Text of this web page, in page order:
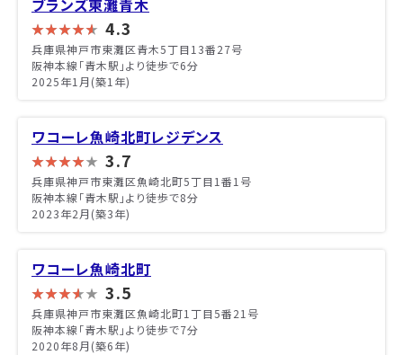
ブランズ東灘青木
4.3
兵庫県神戸市東灘区青木5丁目13番27号
阪神本線「青木駅」より徒歩で6分
2025年1月(築1年)
ワコーレ魚崎北町レジデンス
3.7
兵庫県神戸市東灘区魚崎北町5丁目1番1号
阪神本線「青木駅」より徒歩で8分
2023年2月(築3年)
ワコーレ魚崎北町
3.5
兵庫県神戸市東灘区魚崎北町1丁目5番21号
阪神本線「青木駅」より徒歩で7分
2020年8月(築6年)